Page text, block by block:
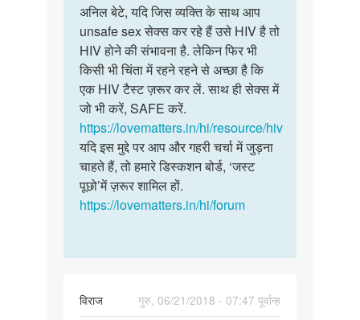
to
मेरे
पार्टनर
को
hiv
था
मैंने…
by
अनिल
अनिल
बेटे,
यदि
जिस
व्यक्ति
…
अनिल बेटे, यदि जिस व्यक्ति के साथ आप
unsafe sex सेक्स कर रहे हैं उसे HIV है तो
HIV होने की संभावना है. लेकिन फिर भी
किसी भी चिंता में रहने रहने से अच्छा है कि
एक HIV टैस्ट ज़रूर कर लें. साथ ही सेक्स में
जो भी करें, SAFE करें.
https://lovematters.in/hi/resource/hiv
यदि इस मुद्दे पर आप और गहरी चर्चा में जुड़ना
चाहते हैं, तो हमारे डिस्कशन बोर्ड, ‘जस्ट
पूछो’में ज़रूर शामिल हों.
https://lovematters.in/hi/forum
विराज
गुरु, 06/21/2018 - 07:47 पूर्वान्ह